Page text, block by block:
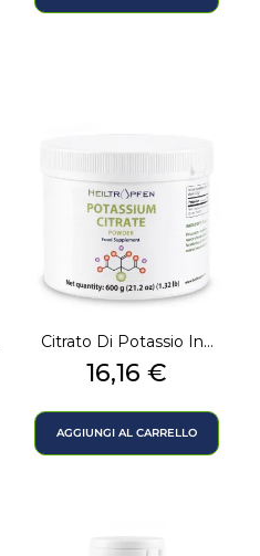
Citrato Di Potassio In...
Prezzo
16,16 €
AGGIUNGI AL CARRELLO